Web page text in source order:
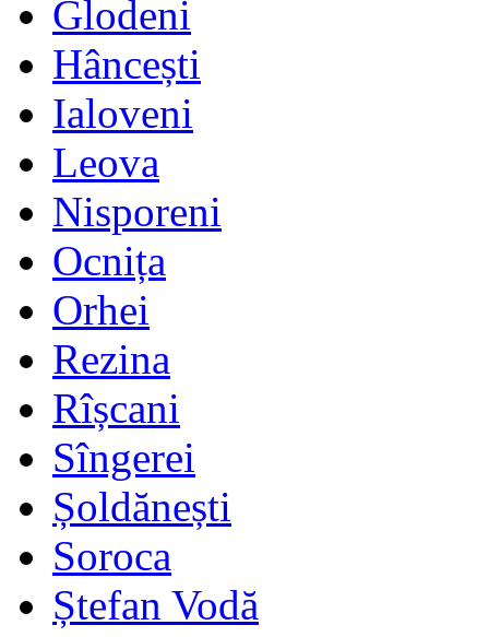
Glodeni
Hâncești
Ialoveni
Leova
Nisporeni
Ocnița
Orhei
Rezina
Rîșcani
Sîngerei
Șoldănești
Soroca
Ștefan Vodă